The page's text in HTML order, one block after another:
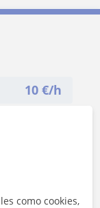
10 €/h
como cookies,